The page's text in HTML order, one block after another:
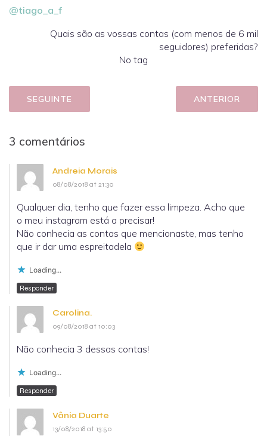
@tiago_a_f
Quais são as vossas contas (com menos de 6 mil
seguidores) preferidas?
No tag
SEGUINTE ANTERIOR
3 comentários
Andreia Morais
08/08/2018 at 21:30
Qualquer dia, tenho que fazer essa limpeza. Acho que
o meu instagram está a precisar!
Não conhecia as contas que mencionaste, mas tenho
que ir dar uma espreitadela
Loading...
Responder
Carolina.
09/08/2018 at 10:03
Não conhecia 3 dessas contas!
Loading...
Responder
Vânia Duarte
13/08/2018 at 13:50